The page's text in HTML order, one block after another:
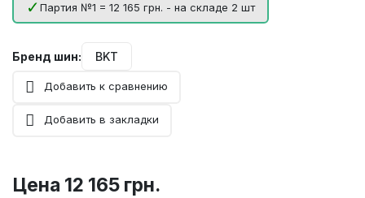
Партия №1 = 12 165 грн. - на складе 2 шт
Бренд шин: BKT
Добавить к сравнению
Добавить в закладки
Цена 12 165 грн.